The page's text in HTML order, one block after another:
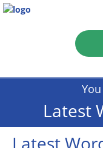
Latest
Latest